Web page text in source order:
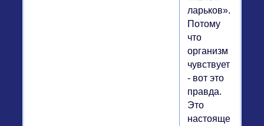
ларьков».
Потому
что
организм
чувствует
- вот это
правда.
Это
настоящее